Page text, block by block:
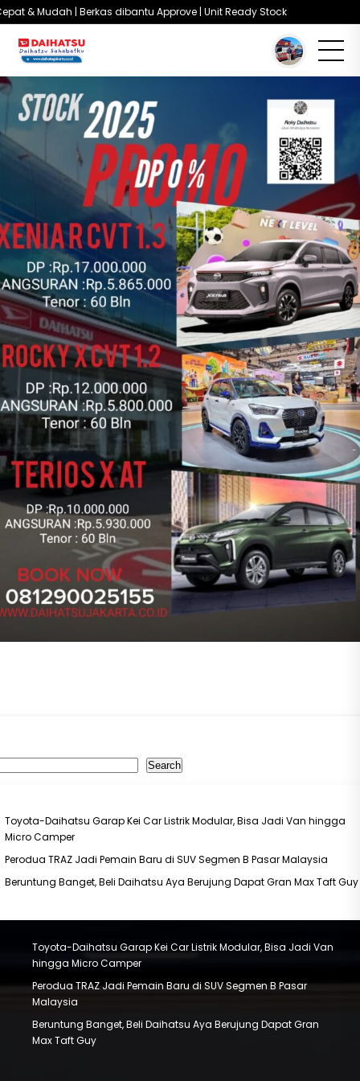
& Mudah | Berkas dibantu Approve | Unit Ready Stock
You are here :Beranda/Stock Promo Dp 0%
Search
Toyota-Daihatsu Garap Kei Car Listrik Modular, Bisa Jadi Van hingga
Micro Camper
Perodua TRAZ Jadi Pemain Baru di SUV Segmen B Pasar Malaysia
Beruntung Banget, Beli Daihatsu Aya Berujung Dapat Gran Max Taft Guy
Toyota-Daihatsu Garap Kei Car Listrik Modular, Bisa Jadi Van
hingga Micro Camper
Perodua TRAZ Jadi Pemain Baru di SUV Segmen B Pasar
Malaysia
Beruntung Banget, Beli Daihatsu Aya Berujung Dapat Gran
Max Taft Guy